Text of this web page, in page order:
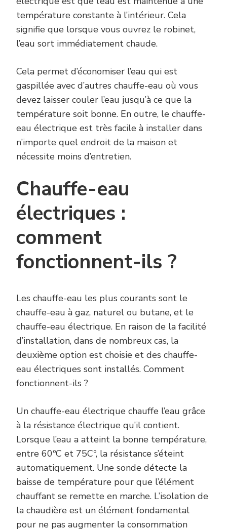
température constante à l’intérieur. Cela
signifie que lorsque vous ouvrez le robinet,
l’eau sort immédiatement chaude.
Cela permet d’économiser l’eau qui est
gaspillée avec d’autres chauffe-eau où vous
devez laisser couler l’eau jusqu’à ce que la
température soit bonne. En outre, le chauffe-
eau électrique est très facile à installer dans
n’importe quel endroit de la maison et
nécessite moins d’entretien.
Chauffe-eau
électriques :
comment
fonctionnent-ils ?
Les chauffe-eau les plus courants sont le
chauffe-eau à gaz, naturel ou butane, et le
chauffe-eau électrique. En raison de la facilité
d’installation, dans de nombreux cas, la
deuxième option est choisie et des chauffe-
eau électriques sont installés. Comment
fonctionnent-ils ?
Un chauffe-eau électrique chauffe l’eau grâce
à la résistance électrique qu’il contient.
Lorsque l’eau a atteint la bonne température,
entre 60ºC et 75Cº, la résistance s’éteint
automatiquement. Une sonde détecte la
baisse de température pour que l’élément
chauffant se remette en marche. L’isolation de
la chaudière est un élément fondamental
pour ne pas augmenter la consommation